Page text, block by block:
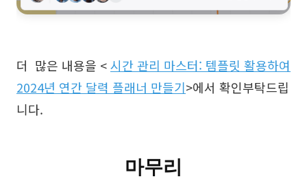
더 많은 내용을 <시간 관리 마스터: 템플릿 활용하여
2024년 연간 달력 플래너 만들기>에서 확인부탁드립
니다.
마무리